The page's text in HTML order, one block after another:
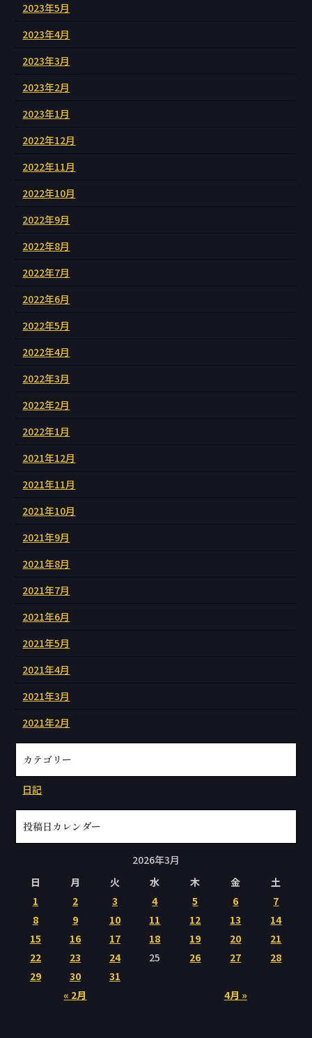
2023年5月
2023年4月
2023年3月
2023年2月
2023年1月
2022年12月
2022年11月
2022年10月
2022年9月
2022年8月
2022年7月
2022年6月
2022年5月
2022年4月
2022年3月
2022年2月
2022年1月
2021年12月
2021年11月
2021年10月
2021年9月
2021年8月
2021年7月
2021年6月
2021年5月
2021年4月
2021年3月
2021年2月
カテゴリー
日記
投稿日カレンダー
2026年3月
日
月 火 水 木 金 土
« 2月 4月 »
1 2 3 4 5 6
7
8
9 10 11 12 13
14
15
16 17 18 19 20
21
22
23 24 25 26 27
28
29
30 31